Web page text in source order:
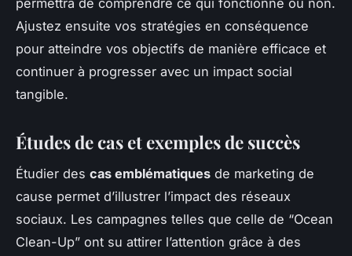
Ajustez ensuite vos stratégies en conséquence
pour atteindre vos objectifs de manière efficace et
continuer à progresser avec un impact social
tangible.
Études de cas et exemples de succès
Étudier des cas emblématiques de marketing de
cause permet d’illustrer l’impact des réseaux
sociaux. Les campagnes telles que celle de “Ocean
Clean-Up” ont su attirer l’attention grâce à des